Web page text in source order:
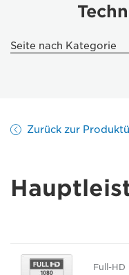
Seite nach Kategorie
Zurück zur
Full-HD